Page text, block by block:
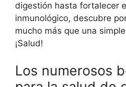
digestión hasta fortalecer
inmunológico, descubre
mucho más que una
¡Salud!
Los numerosos